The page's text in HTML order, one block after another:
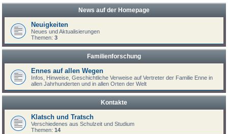
c
h
News auf der Homepage
Neuigkeiten
Neues und Aktualisierungen
Themen:3
Familienforschung
Ennes auf allen Wegen
Infos, Hinweise, Geschichtliche Verweise auf Vertreter der Familie Enne in
allen Jahrhunderten und in allen Orten der Welt
Kontakte
Klatsch und Tratsch
Verschiedenes aus Schulzeit und Studium
Themen:14